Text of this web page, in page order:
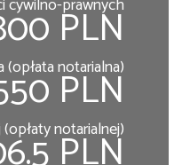
PLN
notarialna)
PLN
notarialnej)